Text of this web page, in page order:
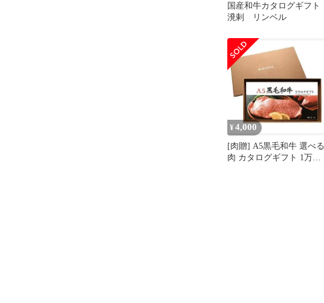
国産和牛カタログギフト
溌剌 リンベル
¥ 4,000
[肉贈] A5黒毛和牛 選べる
肉 カタログギフト 1万円